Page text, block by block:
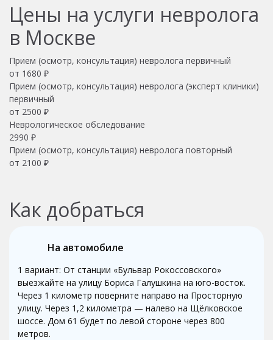
Цены на услуги невролога
в Москве
Прием (осмотр, консультация) невролога первичный
от 1680 ₽
Прием (осмотр, консультация) невролога (эксперт клиники)
первичный
от 2500 ₽
Неврологическое обследование
2990 ₽
Прием (осмотр, консультация) невролога повторный
от 2100 ₽
Как добраться
На автомобиле
1 вариант: От станции «Бульвар Рокоссовского»
выезжайте на улицу Бориса Галушкина на юго-восток.
Через 1 километр поверните направо на Просторную
улицу. Через 1,2 километра — налево на Щёлковское
шоссе. Дом 61 будет по левой стороне через 800
метров.